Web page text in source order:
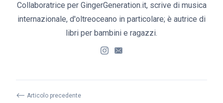
Collaboratrice per GingerGeneration.it, scrive di musica
internazionale, d'oltreoceano in particolare; è autrice di
libri per bambini e ragazzi.
⟵ Articolo precedente